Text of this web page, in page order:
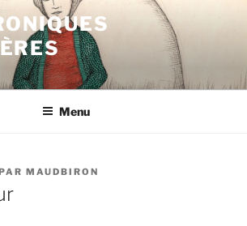
Menu
MAUDBIRON